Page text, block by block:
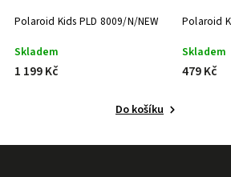
Polaroid Kids PLD 8009/N/NEW
Skladem
1 199 Kč
Do košíku
Polaroid
Skladem
479 Kč